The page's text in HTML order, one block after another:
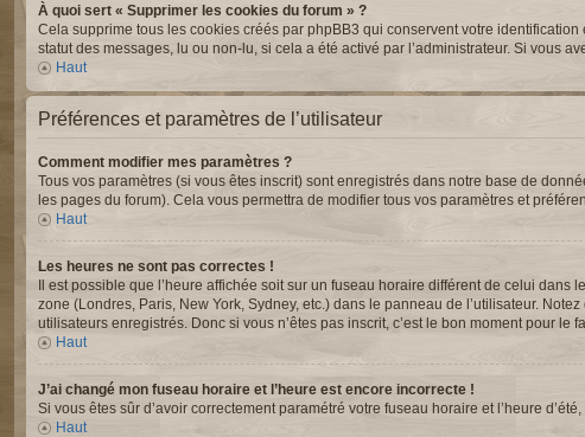
À quoi sert « Supprimer les cookies du forum » ?
Cela supprime tous les cookies créés par phpBB3 qui conservent votre
statut des messages, lu ou non-lu, si cela a été activé par l’administrateur. Si vous
Haut
Préférences et paramètres de l’utilisateur
Comment modifier mes paramètres ?
Tous vos paramètres (si vous êtes inscrit) sont enregistrés dans notre base de
les pages du forum). Cela vous permettra de modifier tous vos paramètres et
Haut
Les heures ne sont pas correctes !
Il est possible que l’heure affichée soit sur un fuseau horaire différent de celui
zone (Londres, Paris, New York, Sydney, etc.) dans le panneau de l’utilisateur.
utilisateurs enregistrés. Donc si vous n’êtes pas inscrit, c’est le bon moment pour le
Haut
J’ai changé mon fuseau horaire et l’heure est encore incorrecte !
Si vous êtes sûr d’avoir correctement paramétré votre fuseau horaire et l’heure
Haut